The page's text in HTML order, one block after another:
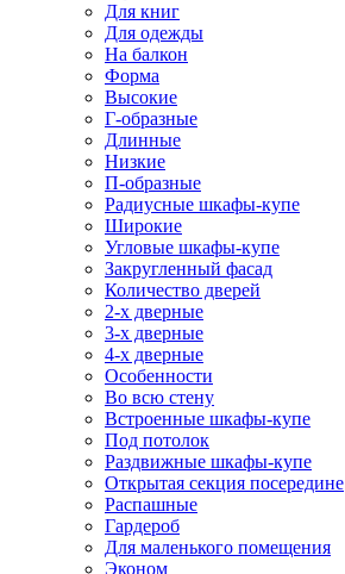
Для книг
Для одежды
На балкон
Форма
Высокие
Г-образные
Длинные
Низкие
П-образные
Радиусные шкафы-купе
Широкие
Угловые шкафы-купе
Закругленный фасад
Количество дверей
2-х дверные
3-х дверные
4-х дверные
Особенности
Во всю стену
Встроенные шкафы-купе
Под потолок
Раздвижные шкафы-купе
Открытая секция посередине
Распашные
Гардероб
Для маленького помещения
Эконом